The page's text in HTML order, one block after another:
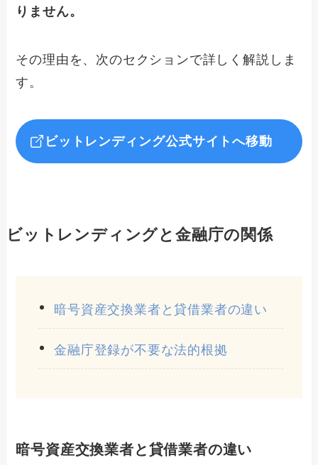
りません。
その理由を、次のセクションで詳しく解説しま
す。
ビットレンディング公式サイトへ移動
ビットレンディングと金融庁の関係
暗号資産交換業者と貸借業者の違い
金融庁登録が不要な法的根拠
暗号資産交換業者と貸借業者の違い